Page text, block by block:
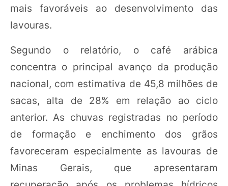
mais favoráveis ao desenvolvimento das
lavouras.
Segundo o relatório, o café arábica
concentra o principal avanço da produção
nacional, com estimativa de 45,8 milhões de
sacas, alta de 28% em relação ao ciclo
anterior. As chuvas registradas no período
de formação e enchimento dos grãos
favoreceram especialmente as lavouras de
Minas Gerais, que apresentaram